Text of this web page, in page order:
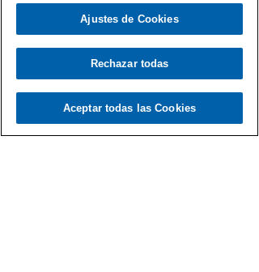
la felicidad
Ajustes de Cookies
Rechazar todas
Aceptar todas las Cookies